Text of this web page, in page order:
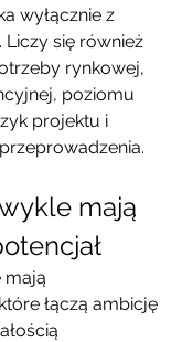
wyłącznie z
Liczy się również
rynkowej,
poziomu
projektu i
mają
mają
łączą ambicję